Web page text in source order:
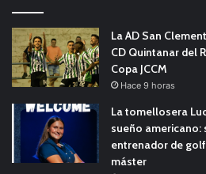
La AD San
CD Quintanar del
Copa JCCM
Hace 9 horas
La tomellosera
sueño americano:
entrenador de
máster